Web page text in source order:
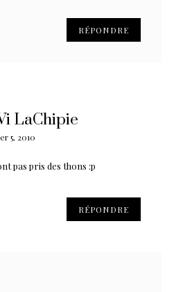
RÉPONDRE
LaChipie
5, 2010
pas pris des thons :p
RÉPONDRE